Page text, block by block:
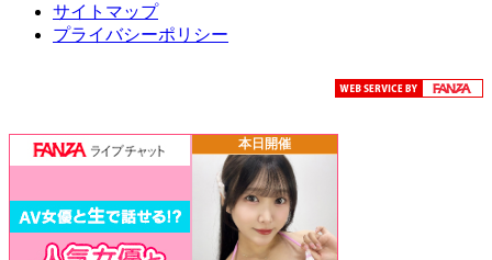
サイトマップ
プライバシーポリシー